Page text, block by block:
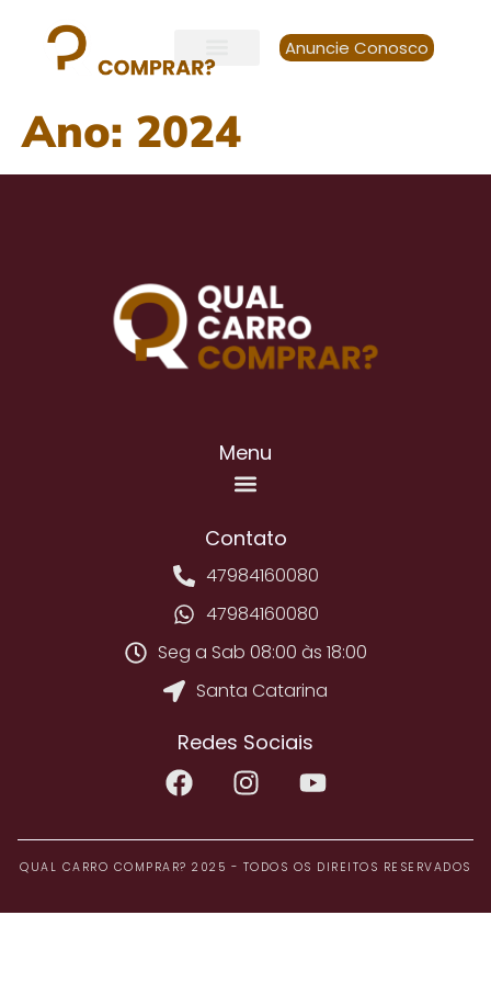
Anuncie Conosco
Ano: 2024
Menu
Contato
47984160080
47984160080
Seg a Sab 08:00 às 18:00
Santa Catarina
Redes Sociais
QUAL CARRO COMPRAR? 2025 - TODOS OS DIREITOS RESERVADOS